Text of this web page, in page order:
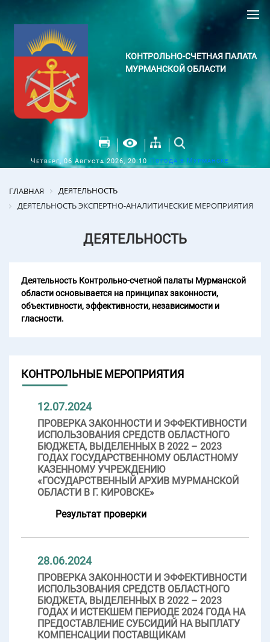
КОНТРОЛЬНО-СЧЕТНАЯ ПАЛАТА
МУРМАНСКОЙ ОБЛАСТИ
Четверг, 06 Августа 2026, 20:10 Погода в Мурманске
ГЛАВНАЯ
ДЕЯТЕЛЬНОСТЬ
ДЕЯТЕЛЬНОСТЬ ЭКСПЕРТНО-АНАЛИТИЧЕСКИЕ МЕРОПРИЯТИЯ
ДЕЯТЕЛЬНОСТЬ
Деятельность Контрольно-счетной палаты Мурманской
области основывается на принципах законности,
объективности, эффективности, независимости и
гласности.
КОНТРОЛЬНЫЕ МЕРОПРИЯТИЯ
12.07.2024
ПРОВЕРКА ЗАКОННОСТИ И ЭФФЕКТИВНОСТИ
ИСПОЛЬЗОВАНИЯ СРЕДСТВ ОБЛАСТНОГО
БЮДЖЕТА, ВЫДЕЛЕННЫХ В 2022 – 2023
ГОДАХ ГОСУДАРСТВЕННОМУ ОБЛАСТНОМУ
КАЗЕННОМУ УЧРЕЖДЕНИЮ
«ГОСУДАРСТВЕННЫЙ АРХИВ МУРМАНСКОЙ
ОБЛАСТИ В Г. КИРОВСКЕ»
Результат проверки
28.06.2024
ПРОВЕРКА ЗАКОННОСТИ И ЭФФЕКТИВНОСТИ
ИСПОЛЬЗОВАНИЯ СРЕДСТВ ОБЛАСТНОГО
БЮДЖЕТА, ВЫДЕЛЕННЫХ В 2022 – 2023
ГОДАХ И ИСТЕКШЕМ ПЕРИОДЕ 2024 ГОДА НА
ПРЕДОСТАВЛЕНИЕ СУБСИДИЙ НА ВЫПЛАТУ
КОМПЕНСАЦИИ ПОСТАВЩИКАМ